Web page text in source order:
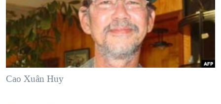
"Tìm"NGƯỜI VIỆT HẢI NGOẠI
ĐỜI SỐNG
KINH TẾ
KHOA HỌC
SỨC KHOẺ
HÀNH TRÌNH BẦU CỬ 2024
MỘT NĂM CHIẾN TRANH TẠI DẢI GAZA
GIẢI MÃ VÀNH ĐAI & CON ĐƯỜNG
VIDEO
NGHE
MẠNG XÃ HỘI
Cao Xuân Huy